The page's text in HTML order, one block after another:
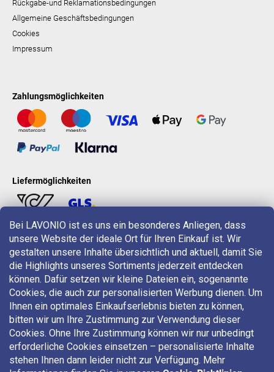
Bei LAVONIO ist es uns ein besonderes Anliegen, dass
unsere Website der ideale Ort für Ihren Einkauf ist. Wir
gestalten unsere Inhalte übersichtlich und aktuell, damit Sie
die Highlights unseres Sortiments jederzeit entdecken
können. Dafür setzen wir kleine Dateien ein, sogenannte
Cookies, die auch zur personalisierten Werbung dienen. Um
Ihnen ein optimales Einkaufserlebnis bieten zu können,
bitten wir um Ihre Zustimmung zur Verwendung dieser
Cookies. Ohne Ihre Zustimmung können wir nur unbedingt
erforderliche Cookies einsetzen – personalisierte Inhalte
stehen Ihnen dann leider nicht zur Verfügung. Mehr
Rückgabe-und Reklamationsbedingungen
Allgemeine Geschäftsbedingungen
Cookies
Impressum
Zahlungsmöglichkeiten
Liefermöglichkeiten
LAVONIO in der Welt
Für Aktionen, Gewinnspiele und Rabatte folgen Sie uns auf: